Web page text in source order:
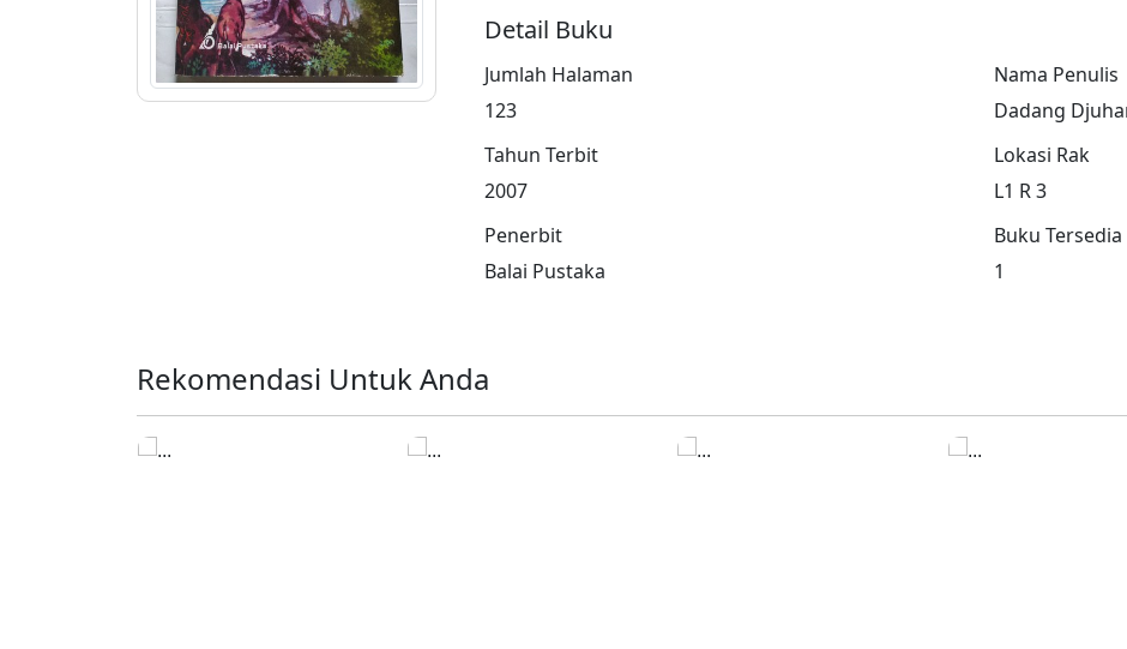
Detail Buku
Jumlah Halaman
123
Tahun Terbit
2007
Penerbit
Balai Pustaka
Nama Penulis
Dadang
Lokasi Rak
L1 R 3
Buku Tersedia
1
Rekomendasi Untuk Anda